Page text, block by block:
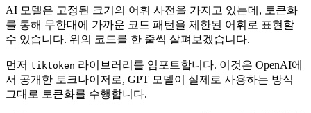
AI 모델은 고정된 크기의 어휘 사전을 가지고 있는데, 토큰화
를 통해 무한대에 가까운 코드 패턴을 제한된 어휘로 표현할
수 있습니다. 위의 코드를 한 줄씩 살펴보겠습니다.
먼저 tiktoken 라이브러리를 임포트합니다. 이것은 OpenAI에
서 공개한 토크나이저로, GPT 모델이 실제로 사용하는 방식
그대로 토큰화를 수행합니다.